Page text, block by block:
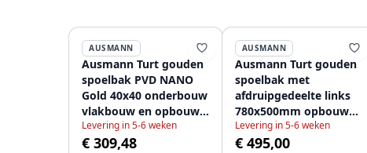
AUSMANN
Ausmann Turt gouden
spoelbak PVD NANO
Gold 40x40 onderbouw
vlakbouw en opbouw
1208956938
Levering in 5-6 weken
€ 309,48
AUSMANN
Ausmann Turt gouden
spoelbak met
afdruipgedeelte links
780x500mm opbouw
en vlakbouw
1208956942
Levering in 5-6 weken
€ 495,00